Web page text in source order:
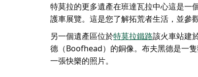
特莫拉的更多遺產在班達瓦拉中心這是一
護車展覽。這是您了解拓荒者生活，並參
另一個遺產區位於特莫拉鐵路該火車站建
德（Boofhead）的銅像。布夫黑德是一
一張快樂的照片。